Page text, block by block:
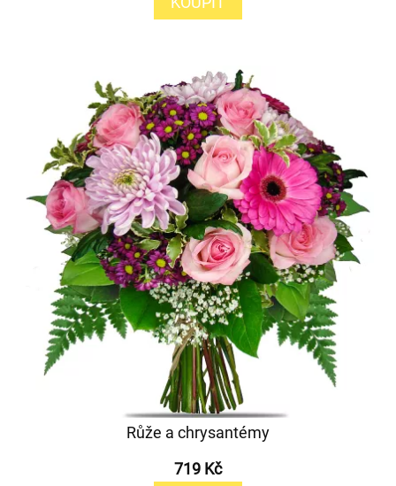
Růže a chrysantémy
719 Kč